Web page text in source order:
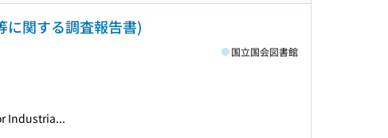
に関する調査報告書)
国立国会図書館
Industria...